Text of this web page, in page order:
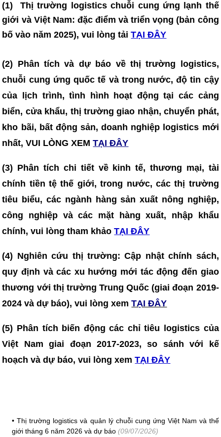
(1)Thị trường logistics chuỗi cung ứng lạnh thế
giới và Việt Nam: đặc điểm và triển vọng (bản công
bố vào năm 2025), vui lòng tảiTẠI ĐÂY
(2) Phân tích và dự báo về thị trường logistics,
chuỗi cung ứng quốc tế và trong nước, độ tin cậy
của lịch trình, tình hình hoạt động tại các cảng
biển, cửa khẩu, thị trường giao nhận, chuyển phát,
kho bãi, bất động sản, doanh nghiệp logistics mới
nhất, VUI LÒNG XEM TẠI ĐÂY
(3) Phân tích chi tiết về kinh tế, thương mại, tài
chính tiền tệ thế giới, trong nước, các thị trường
tiêu biểu, các ngành hàng sản xuất nông nghiệp,
công nghiệp và các mặt hàng xuất, nhập khẩu
chính, vui lòng tham khảo TẠI ĐÂY
(4) Nghiên cứu thị trường: Cập nhật chính sách,
quy định và các xu hướng mới tác động đến giao
thương với thị trường Trung Quốc (giai đoạn 2019-
2024 và dự báo), vui lòng xemTẠI ĐÂY
(5) Phân tích biến động các chỉ tiêu logistics của
Việt Nam giai đoạn 2017-2023, so sánh với kế
hoạch và dự báo, vui lòng xemTẠI ĐÂY
•Thị trường logistics và quản lý chuỗi cung ứng Việt Nam và thế
giới tháng 6 năm 2026 và dự báo (09/07/2026)